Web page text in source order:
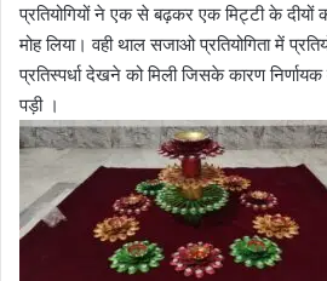
प्रतियोगियों ने एक से बढ़कर एक मिट्टी के दीयों
मोह लिया। वही थाल सजाओ प्रतियोगिता में
प्रतिस्पर्धा देखने को मिली जिसके कारण
पड़ी ।